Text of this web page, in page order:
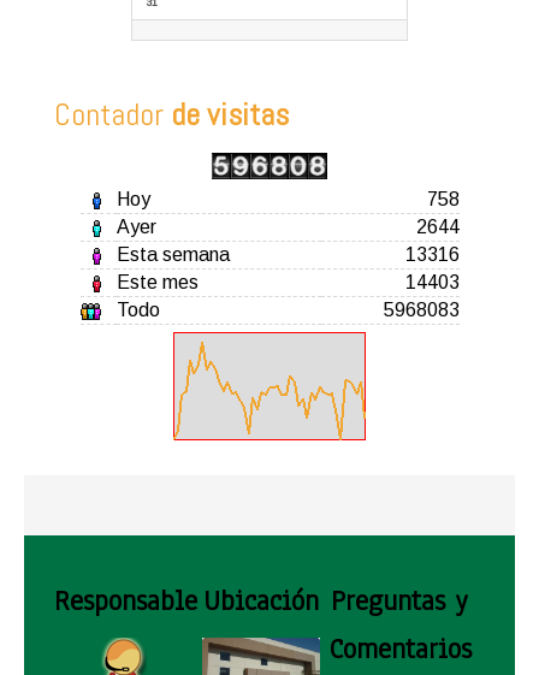
31
Contador de visitas
Hoy
758
Ayer
2644
Esta semana
13316
Este mes
14403
Todo
5968083
Responsable Ubicación Preguntas y
Comentarios